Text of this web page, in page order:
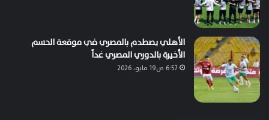
الأهلي يصطدم بالمصري في موقعة الحسم
الأخيرة بالدوري المصري غداً
6:57 ص19 مايو، 2026